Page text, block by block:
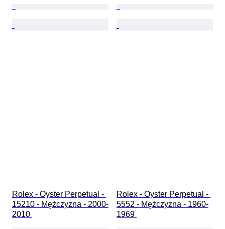
Rolex - Oyster Perpetual -
15210 - Mężczyzna - 2000-
2010
Rolex - Oyster Perpetual -
5552 - Mężczyzna - 1960-
1969